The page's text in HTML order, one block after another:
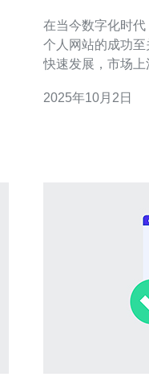
在当今数字化时
个人网站的成功
快速发展，市场
供一些实用的建议与推荐。 首先，您
2025年10月2日